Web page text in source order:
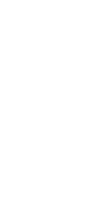
ンス オレンジ×
トリヨンクレ